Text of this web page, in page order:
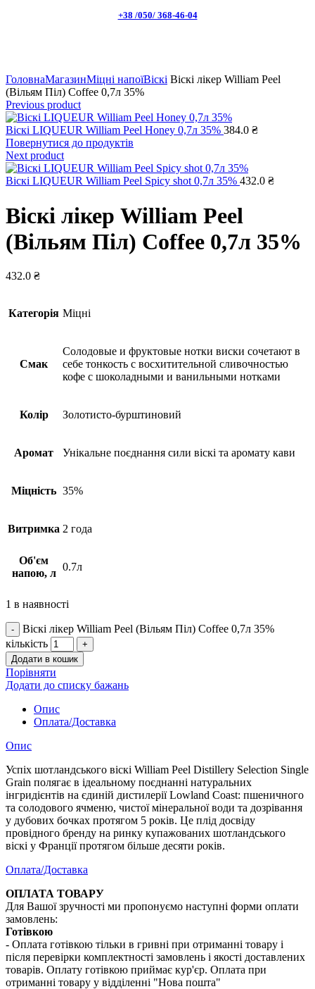
+38 /050/ 368-46-04
ГоловнаМагазинМіцні напоїВіскі Віскі лікер William Peel
(Вільям Піл) Coffee 0,7л 35%
Previous product
Віскі LIQUEUR William Peel Honey 0,7л 35% 384.0 ₴
Повернутися до продуктів
Next product
Віскі LIQUEUR William Peel Spicy shot 0,7л 35% 432.0 ₴
Віскі лікер William Peel
(Вільям Піл) Coffee 0,7л 35%
432.0 ₴
Категорія Міцні
Смак
Солодовые и фруктовые нотки виски сочетают в
себе тонкость с восхитительной сливочностью
кофе с шоколадными и ванильными нотками
Колір Золотисто-бурштиновий
Аромат Унікальне поєднання сили віскі та аромату кави
Міцність 35%
Витримка 2 года
Об'єм
напою, л
0.7л
1 в наявності
Віскі лікер William Peel (Вільям Піл) Coffee 0,7л 35%
кількість
Додати в кошик
Порівняти
Додати до списку бажань
Опис
Оплата/Доставка
Опис
Успіх шотландського віскі William Peel Distillery Selection Single
Grain полягає в ідеальному поєднанні натуральних
інгридієнтів на єдиній дистилерії Lowland Coast: пшеничного
та солодового ячменю, чистої мінеральної води та дозрівання
у дубових бочках протягом 5 років. Це плід досвіду
провідного бренду на ринку купажованих шотландського
віскі у Франції протягом більше десяти років.
Оплата/Доставка
ОПЛАТА ТОВАРУ
Для Вашої зручності ми пропонуємо наступні форми оплати
замовлень:
Готівкою
- Оплата готівкою тільки в гривні при отриманні товару і
після перевірки комплектності замовлень і якості доставлених
товарів. Оплату готівкою приймає кур'єр. Оплата при
отриманні товару у відділенні "Нова пошта"